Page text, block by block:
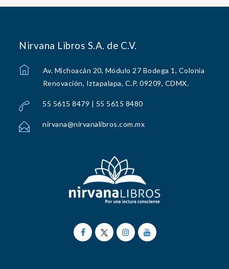
Nirvana Libros S.A. de C.V.
Av. Michoacán 20, Módulo 27 Bodega 1, Colonia
Renovación, Iztapalapa, C.P. 09209, CDMX.
55 5615 8479 | 55 5615 8480
nirvana@nirvanalibros.com.mx